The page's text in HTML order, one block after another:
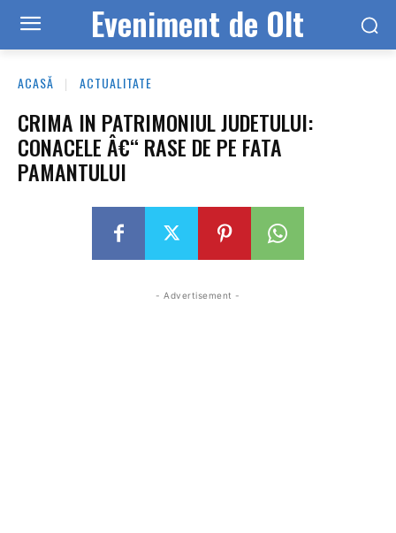
Eveniment de Olt
ACASĂ ACTUALITATE
CRIMA IN PATRIMONIUL JUDETULUI:
CONACELE Â€“ RASE DE PE FATA
PAMANTULUI
- Advertisement -